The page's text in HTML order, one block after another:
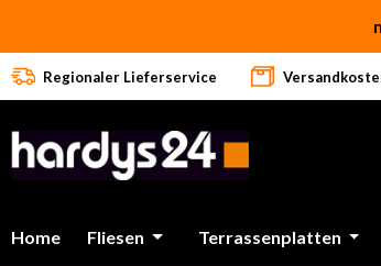
Regionaler Lieferservice
Home Fliesen Terrassenplatten